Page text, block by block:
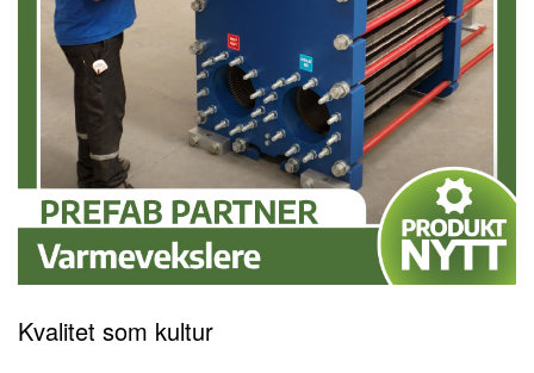
Kvalitet som kultur